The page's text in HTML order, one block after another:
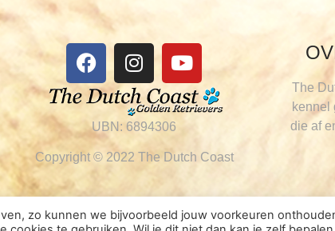
UBN: 6894306
Copyright © 2022 The Dutch Coast
The
kennel
die af
zo kunnen we bijvoorbeeld jouw voorkeuren